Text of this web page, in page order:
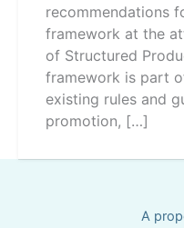
recommendations
framework at the
of Structured
framework is part
existing rules and
promotion, […]
A